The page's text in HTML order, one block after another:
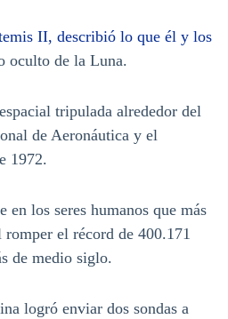
II, describió lo que él y los
oculto de la Luna.
tripulada alrededor del
de Aeronáutica y el
1972.
los seres humanos que más
romper el récord de 400.171
de medio siglo.
logró enviar dos sondas a